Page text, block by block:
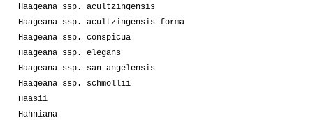
Haageana ssp. acultzingensis
Haageana ssp. acultzingensis forma
Haageana ssp. conspicua
Haageana ssp. elegans
Haageana ssp. san-angelensis
Haageana ssp. schmollii
Haasii
Hahniana